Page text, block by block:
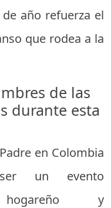
año refuerza el
que rodea a la
de las
durante esta
en Colombia
un evento
hogareño y